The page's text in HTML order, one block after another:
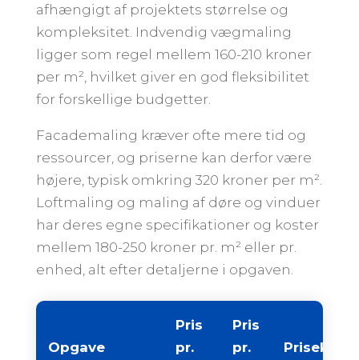
afhængigt af projektets størrelse og
kompleksitet. Indvendig vægmaling
ligger som regel mellem 160-210 kroner
per m², hvilket giver en god fleksibilitet
for forskellige budgetter.
Facademaling kræver ofte mere tid og
ressourcer, og priserne kan derfor være
højere, typisk omkring 320 kroner per m².
Loftmaling og maling af døre og vinduer
har deres egne specifikationer og koster
mellem 180-250 kroner pr. m² eller pr.
enhed, alt efter detaljerne i opgaven.
Opgave
Pris
pr.
Pris
pr.